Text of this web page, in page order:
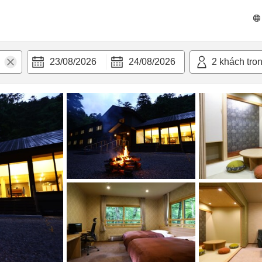
23/08/2026 24/08/2026 2 khách
nghi